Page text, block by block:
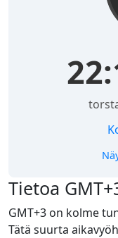
Tietoa
GMT+3 on kolme
Tätä suurta